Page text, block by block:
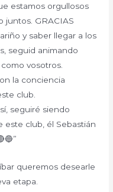
estamos orgullosos
juntos. GRACIAS
y saber llegar a los
seguid animando
vosotros.
la conciencia
club.
seguiré siendo
este club, él Sebastián
queremos desearle
etapa.